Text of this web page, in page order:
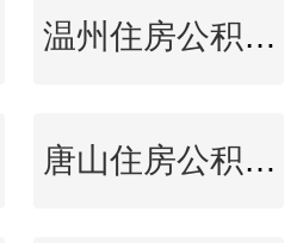
温州住房公积金查询
唐山住房公积金查询